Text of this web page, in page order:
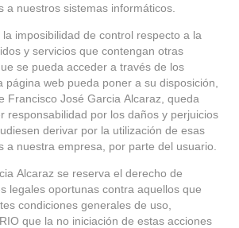
a nuestros sistemas informáticos.
imposibilidad de control respecto a la
y servicios que contengan otras
se pueda acceder a través de los
página web pueda poner a su disposición,
Francisco José Garcia Alcaraz, queda
responsabilidad por los daños y perjuicios
derivar por la utilización de esas
a nuestra empresa, por parte del usuario.
Alcaraz se reserva el derecho de
legales oportunas contra aquellos que
condiciones generales de uso,
que la no iniciación de estas acciones